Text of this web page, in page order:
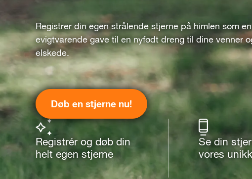
Registrer din egen strålende stjerne på himlen som
evigtvarende gave til en nyfødt dreng til dine venner
elskede.
Døb en stjerne nu!
Registrér og døb din
helt egen stjerne
Se din
vores